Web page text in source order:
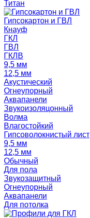
Титан
Гипсокартон и ГВЛ
Кнауф
ГКЛ
ГВЛ
ГКЛВ
9,5 мм
12,5 мм
Акустический
Огнеупорный
Аквапанели
Звукоизоляцонный
Волма
Влагостойкий
Гипсоволокнистый лист
9,5 мм
12,5 мм
Обычный
Для пола
Звукозащитный
Огнеупорный
Аквапанели
Для потолка